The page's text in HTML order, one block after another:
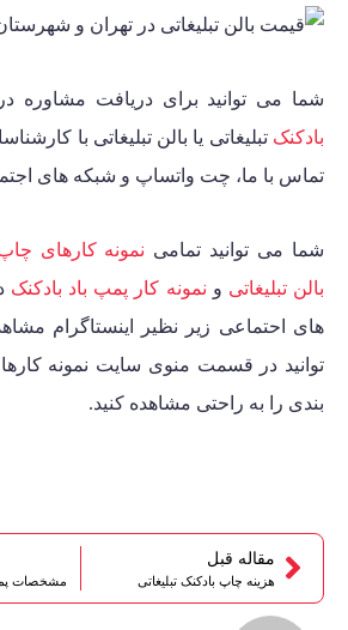
شما می توانید برای دریافت مشاوره
بادکنک تبلیغاتی یا بالن تبلیغاتی با
تماس با ما، چت واتساپ و شبکه های
شما می توانید تمامی نمونه کارهای
بالن تبلیغاتی و نمونه کار پمپ باد بادکنک
های احتماعی زیر نظیر اینستاگرام
توانید در قسمت منوی سایت نمونه
بندی را به راحتی مشاهده کنید.
مقاله قبل
هزینه چاپ بادکنک تبلیغاتی مشخصات